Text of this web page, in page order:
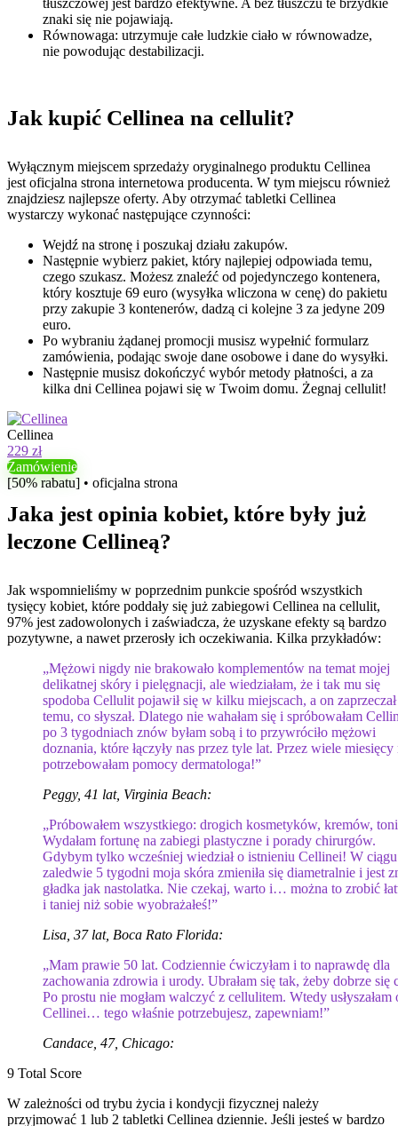
tłuszczowej jest bardzo efektywne. A bez tłuszczu te brzydkie
znaki się nie pojawiają.
Równowaga: utrzymuje całe ludzkie ciało w równowadze,
nie powodując destabilizacji.
Jak kupić Cellinea na cellulit?
Wyłącznym miejscem sprzedaży oryginalnego produktu Cellinea
jest oficjalna strona internetowa producenta. W tym miejscu również
znajdziesz najlepsze oferty. Aby otrzymać tabletki Cellinea
wystarczy wykonać następujące czynności:
Wejdź na stronę i poszukaj działu zakupów.
Następnie wybierz pakiet, który najlepiej odpowiada temu,
czego szukasz. Możesz znaleźć od pojedynczego kontenera,
który kosztuje 69 euro (wysyłka wliczona w cenę) do pakietu
przy zakupie 3 kontenerów, dadzą ci kolejne 3 za jedyne 209
euro.
Po wybraniu żądanej promocji musisz wypełnić formularz
zamówienia, podając swoje dane osobowe i dane do wysyłki.
Następnie musisz dokończyć wybór metody płatności, a za
kilka dni Cellinea pojawi się w Twoim domu. Żegnaj cellulit!
Cellinea
229 zł
Zamówienie
[50% rabatu] • oficjalna strona
Jaka jest opinia kobiet, które były już
leczone Cellineą?
Jak wspomnieliśmy w poprzednim punkcie spośród wszystkich
tysięcy kobiet, które poddały się już zabiegowi Cellinea na cellulit,
97% jest zadowolonych i zaświadcza, że ​​uzyskane efekty są bardzo
pozytywne, a nawet przerosły ich oczekiwania. Kilka przykładów:
„Mężowi nigdy nie brakowało komplementów na temat mojej
delikatnej skóry i pielęgnacji, ale wiedziałam, że i tak mu się
spodoba Cellulit pojawił się w kilku miejscach, a on zaprzeczał
temu, co słyszał. Dlatego nie wahałam się i spróbowałam
po 3 tygodniach znów byłam sobą i to przywróciło mężowi
doznania, które łączyły nas przez tyle lat. Przez wiele miesięcy
potrzebowałam pomocy dermatologa!”
Peggy, 41 lat, Virginia Beach:
„Próbowałem wszystkiego: drogich kosmetyków, kremów,
Wydałam fortunę na zabiegi plastyczne i porady chirurgów.
Gdybym tylko wcześniej wiedział o istnieniu Cellinei! W ciągu
zaledwie 5 tygodni moja skóra zmieniła się diametralnie i jest
gładka jak nastolatka. Nie czekaj, warto i… można to zrobić
i taniej niż sobie wyobrażałeś!”
Lisa, 37 lat, Boca Rato Florida:
„Mam prawie 50 lat. Codziennie ćwiczyłam i to naprawdę dla
zachowania zdrowia i urody. Ubrałam się tak, żeby dobrze się
Po prostu nie mogłam walczyć z cellulitem. Wtedy usłyszałam
Cellinei… tego właśnie potrzebujesz, zapewniam!”
Candace, 47, Chicago:
9 Total Score
W zależności od trybu życia i kondycji fizycznej należy
przyjmować 1 lub 2 tabletki Cellinea dziennie. Jeśli jesteś w bardzo